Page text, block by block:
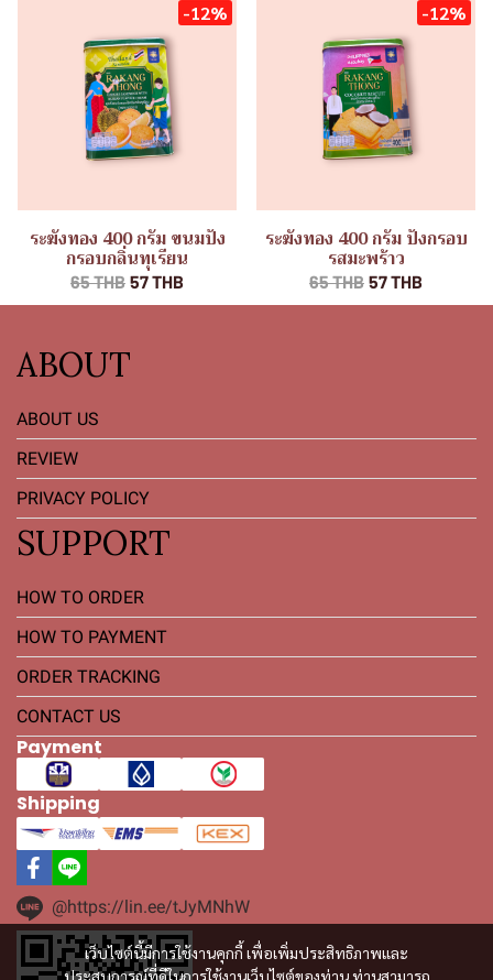
-12%
ระฆังทอง 400 กรัม ขนมปัง
กรอบกลิ่นทุเรียน
65 THB 57 THB
-12%
ระฆังทอง 400 กรัม ปังกรอบ
รสมะพร้าว
65 THB 57 THB
เว็บไซต์นี้มีการใช้งานคุกกี้ เพื่อเพิ่มประสิทธิภาพและ
ประสบการณ์ที่ดีในการใช้งานเว็บไซต์ของท่าน ท่านสามารถ
ABOUT
ABOUT US
REVIEW
PRIVACY POLICY
SUPPORT
HOW TO ORDER
HOW TO PAYMENT
ORDER TRACKING
CONTACT US
Payment
Shipping
@https://lin.ee/tJyMNhW